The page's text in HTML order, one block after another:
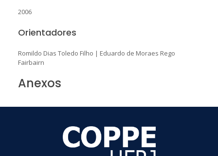
2006
Orientadores
Romildo Dias Toledo Filho | Eduardo de Moraes Rego
Fairbairn
Anexos